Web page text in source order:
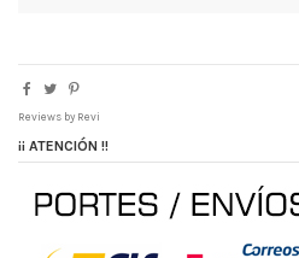
Reviews by Revi
¡¡ ATENCIÓN !!